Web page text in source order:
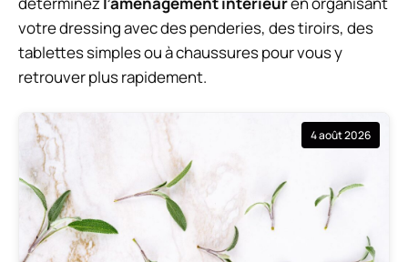
votre dressing avec des penderies, des tiroirs, des
tablettes simples ou à chaussures pour vous y
retrouver plus rapidement.
4 août 2026